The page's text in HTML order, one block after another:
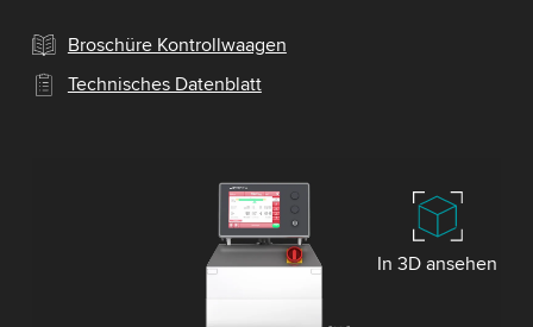
Broschüre Kontrollwaagen
Technisches Datenblatt
In 3D ansehen